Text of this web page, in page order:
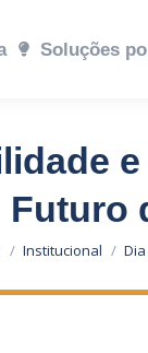
Soluções
Futuro
está aqui:
Institucional